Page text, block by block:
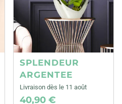
SPLENDEUR
ARGENTEE
Livraison dès le 11 août
40,90 €